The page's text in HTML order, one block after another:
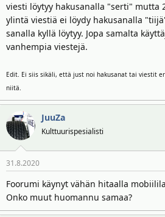
viesti löytyy hakusanalla "serti" mutta
ylintä viestiä ei löydy hakusanalla
sanalla kyllä löytyy. Jopa samalta
vanhempia viestejä.
Edit. Ei siis sikäli, että just noi hakusanat tai viestit
niitä.
JuuZa
Kulttuurispesialisti
31.8.2020
Foorumi käynyt vähän hitaalla
Onko muut huomannu samaa?